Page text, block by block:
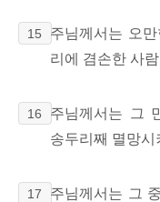
15
주님께서는 오
리에 겸손한 사
16
주님께서는 그
송두리째 멸망시
17
주님께서는 그